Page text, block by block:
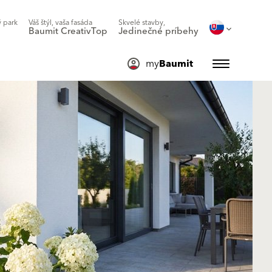
park Váš štýl, vaša fasáda
Baumit CreativTop
Skvelé stavby,
Jedinečné príbehy
myBaumit